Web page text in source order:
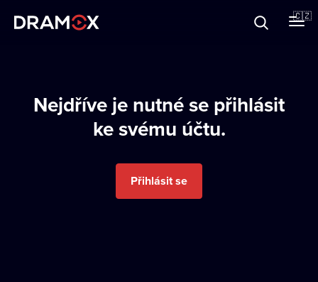
🇨🇿
Registrujte se
Nejdříve je nutné se přihlásit
ke svému účtu.
Přihlásit se